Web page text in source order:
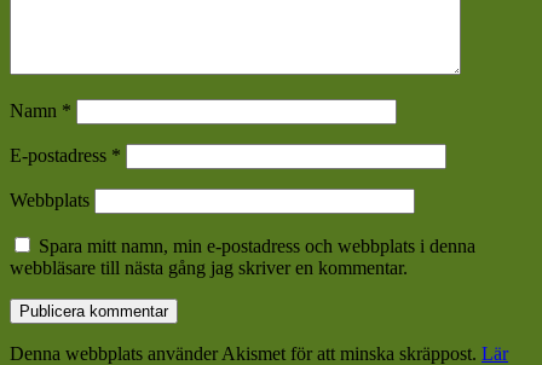
Namn *
E-postadress *
Webbplats
Spara mitt namn, min e-postadress och webbplats i denna
webbläsare till nästa gång jag skriver en kommentar.
Denna webbplats använder Akismet för att minska skräppost. Lär